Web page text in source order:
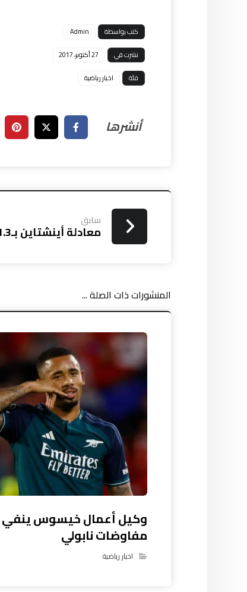
كتب بواسطة
Admin
نشرت في
27 أكتوبر، 2017
فئة
اخبار رياضية
سابق
معادلة أينشتاين بـ1.3 مليون دولار
المنشورات ذات الصلة ...
وكيل أعمال خيسوس ينفي
مفاوضات نابولي
اخبار رياضية